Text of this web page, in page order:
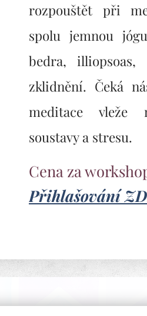
rozpouštět při
spolu jemnou
bedra,
zklidnění. Čeká
meditace vleže
soustavy a stresu.
Cena za
Přihlašování